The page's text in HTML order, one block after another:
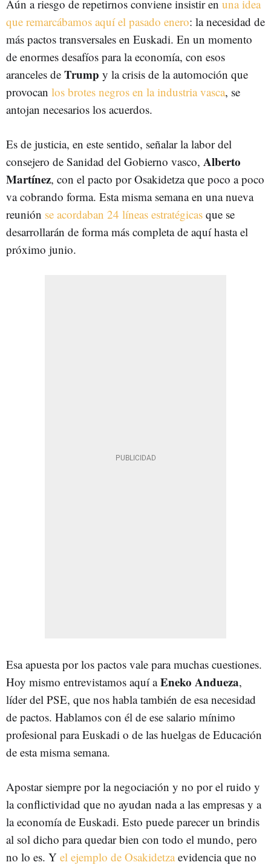
Aún a riesgo de repetirnos conviene insistir en una idea
que remarcábamos aquí el pasado enero: la necesidad de
más pactos transversales en Euskadi. En un momento
de enormes desafíos para la economía, con esos
aranceles de Trump y la crisis de la automoción que
provocan los brotes negros en la industria vasca, se
antojan necesarios los acuerdos.
Es de justicia, en este sentido, señalar la labor del
consejero de Sanidad del Gobierno vasco, Alberto
Martínez, con el pacto por Osakidetza que poco a poco
va cobrando forma. Esta misma semana en una nueva
reunión se acordaban 24 líneas estratégicas que se
desarrollarán de forma más completa de aquí hasta el
próximo junio.
Esa apuesta por los pactos vale para muchas cuestiones.
Hoy mismo entrevistamos aquí aEneko Andueza,
líder del PSE, que nos habla también de esa necesidad
de pactos. Hablamos con él de ese salario mínimo
profesional para Euskadi o de las huelgas de Educación
de esta misma semana.
Apostar siempre por la negociación y no por el ruido y
la conflictividad que no ayudan nada a las empresas y a
la economía de Euskadi. Esto puede parecer un brindis
al sol dicho para quedar bien con todo el mundo, pero
no lo es. Y el ejemplo de Osakidetzaevidencia que no